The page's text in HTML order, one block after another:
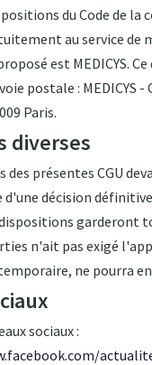
du Code de
au service de
est MEDICYS.
postale : MEDICYS
Paris.
diverses
des présentes CGU
d'une décision
garderont
n'ait pas exigé
ne pourra
sociaux :